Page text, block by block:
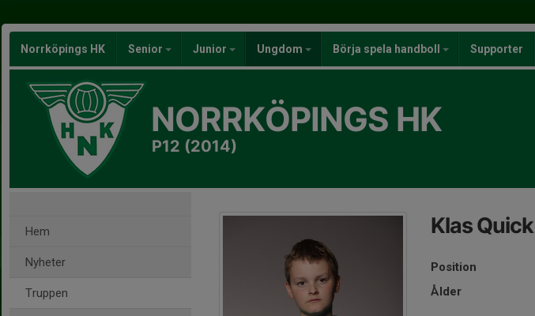
Norrköpings HK Senior Junior Ungdom Börja spela handboll Supporter
NORRKÖPINGS HK
P12 (2014)
Hem
Nyheter
Truppen
Klas Quick
Position
Ålder